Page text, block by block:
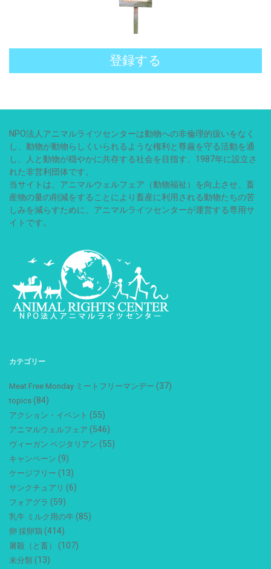
登録する
NPO法人アニマルライツセンターは動物への非倫理的扱いをなく
し、動物が動物らしくいられるような権利と尊厳を守る活動を通
し、人と動物が穏やかに共存する社会を目指す、1987年に設立さ
れた非営利団体です。
当サイトは、アニマルウェルフェア（動物福祉）を向上させ、畜
産物の量の削減をすることにより畜産に利用される動物たちの苦
しみを減らすために、アニマルライツセンターが運営する専用サ
イトです。
カテゴリー
Meat Free Monday ミートフリーマンデー (37)
topics (84)
アクション・イベント (55)
アニマルウェルフェア (546)
ヴィーガン ベジタリアン (55)
キャンペーン (9)
ケージフリー (13)
サンクチュアリ (6)
フォアグラ (59)
乳牛 ミルク用の牛 (85)
卵 採卵鶏 (414)
屠殺（と畜） (107)
未分類 (13)